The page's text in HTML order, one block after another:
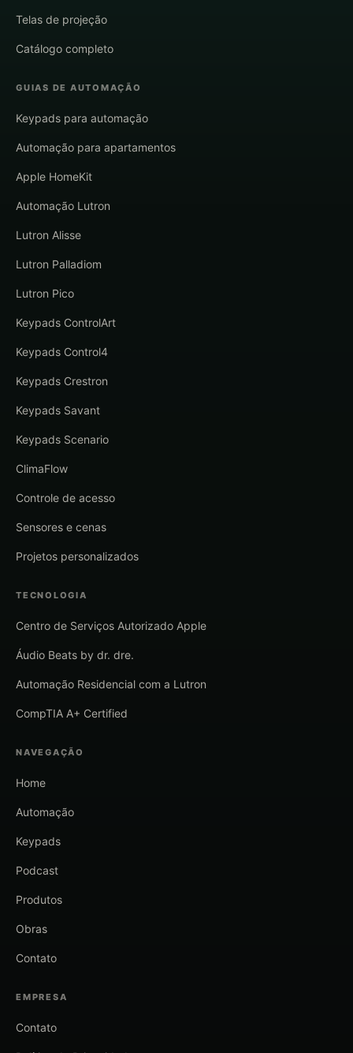
Telas de projeção
Catálogo completo
GUIAS DE AUTOMAÇÃO
Keypads para automação
Automação para apartamentos
Apple HomeKit
Automação Lutron
Lutron Alisse
Lutron Palladiom
Lutron Pico
Keypads ControlArt
Keypads Control4
Keypads Crestron
Keypads Savant
Keypads Scenario
ClimaFlow
Controle de acesso
Sensores e cenas
Projetos personalizados
TECNOLOGIA
Centro de Serviços Autorizado Apple
Áudio Beats by dr. dre.
Automação Residencial com a Lutron
CompTIA A+ Certified
NAVEGAÇÃO
Home
Automação
Keypads
Podcast
Produtos
Obras
Contato
EMPRESA
Contato